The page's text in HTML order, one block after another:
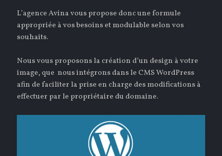
L’agence Avina vous propose donc une formule
appropriée à vos besoins et modulable selon vos
souhaits.
Nous vous proposons la création d’un design à votre
image, que nous intégrons dans le CMS WordPress
afin de faciliter la prise en charge des modifications à
effectuer par le propriétaire du domaine.